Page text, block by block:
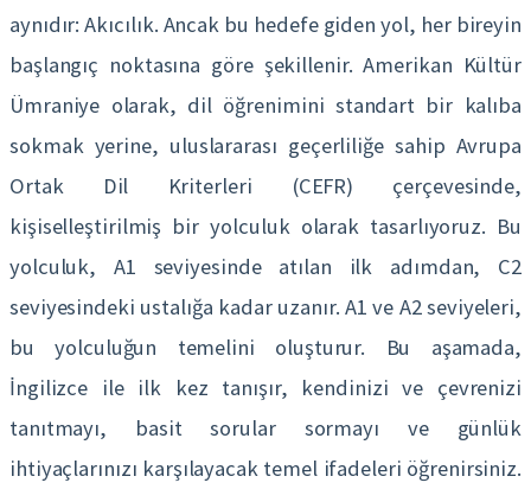
aynıdır: Akıcılık. Ancak bu hedefe giden yol, her bireyin
başlangıç noktasına göre şekillenir. Amerikan Kültür
Ümraniye olarak, dil öğrenimini standart bir kalıba
sokmak yerine, uluslararası geçerliliğe sahip Avrupa
Ortak Dil Kriterleri (CEFR) çerçevesinde,
kişiselleştirilmiş bir yolculuk olarak tasarlıyoruz. Bu
yolculuk, A1 seviyesinde atılan ilk adımdan, C2
seviyesindeki ustalığa kadar uzanır. A1 ve A2 seviyeleri,
bu yolculuğun temelini oluşturur. Bu aşamada,
İngilizce ile ilk kez tanışır, kendinizi ve çevrenizi
tanıtmayı, basit sorular sormayı ve günlük
ihtiyaçlarınızı karşılayacak temel ifadeleri öğrenirsiniz.